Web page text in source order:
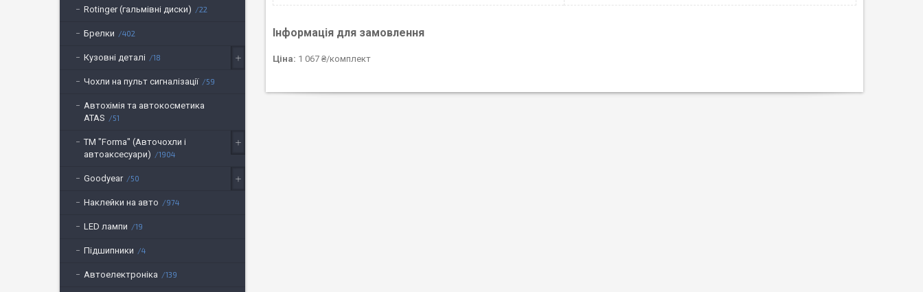
Інформація для замовлення
Ціна: 1 067 ₴/комплект
Rotinger (гальмівні диски) 22
Брелки 402
Кузовні деталі 18
Чохли на пульт сигналізації 59
Автохімія та автокосметика
ATAS
51
ТМ "Forma" (Авточохли і
автоаксесуари)
1904
Goodyear 50
Наклейки на авто 974
LED лампи 19
Підшипники 4
Автоелектроніка 139